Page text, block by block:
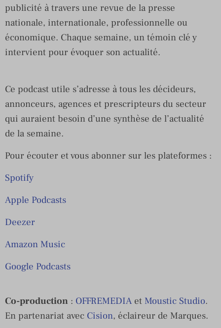
publicité à travers une revue de la presse
nationale, internationale, professionnelle ou
économique. Chaque semaine, un témoin clé y
intervient pour évoquer son actualité.
Ce podcast utile s’adresse à tous les décideurs,
annonceurs, agences et prescripteurs du secteur
qui auraient besoin d’une synthèse de l’actualité
de la semaine.
Pour écouter et vous abonner sur les plateformes :
Spotify
Apple Podcasts
Deezer
Amazon Music
Google Podcasts
Co-production : OFFREMEDIA et Moustic Studio.
En partenariat avec Cision, éclaireur de Marques.